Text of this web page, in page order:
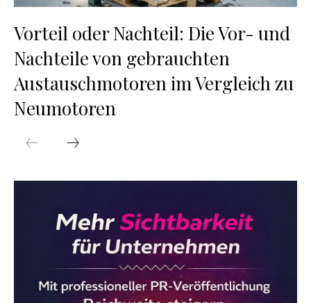
Vorteil oder Nachteil: Die Vor- und
Nachteile von gebrauchten
Austauschmotoren im Vergleich zu
Neumotoren